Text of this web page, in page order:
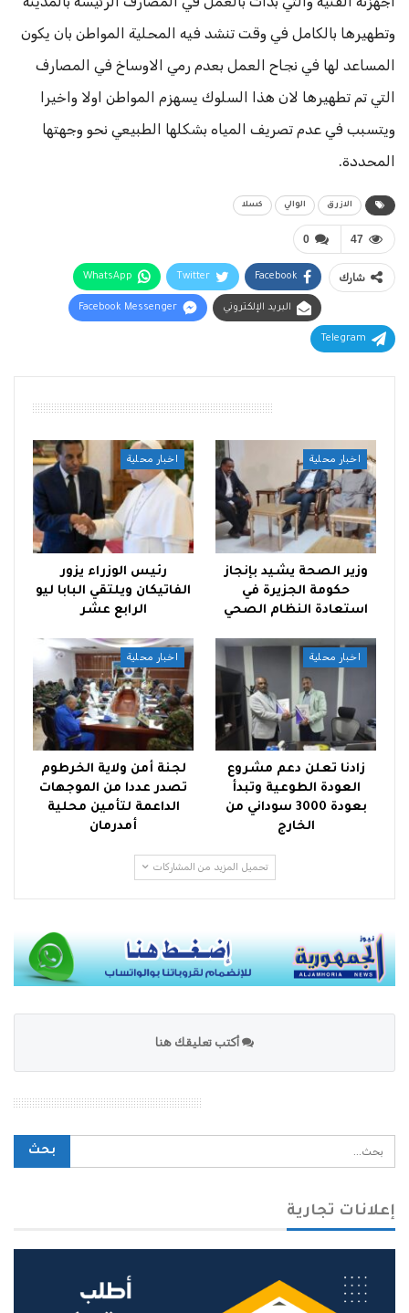
وتطهيرها بالكامل في وقت تنشد فيه المحلية المواطن بان يكون
المساعد لها في نجاح العمل بعدم رمي الاوساخ في المصارف
التي تم تطهيرها لان هذا السلوك يسهزم المواطن اولا واخيرا
ويتسبب في عدم تصريف المياه بشكلها الطبيعي نحو وجهتها
المحددة.
الازرق الوالي كسلا
0 47
شارك Facebook
Twitter
WhatsApp
البريد الإلكتروني Facebook Messenger
Telegram
اخبار محلية
وزير الصحة يشيد بإنجاز
حكومة الجزيرة في
استعادة النظام الصحي
اخبار محلية
رئيس الوزراء يزور
الفاتيكان ويلتقي البابا ليو
الرابع عشر
اخبار محلية
زادنا تعلن دعم مشروع
العودة الطوعية وتبدأ
بعودة 3000 سوداني من
الخارج
اخبار محلية
لجنة أمن ولاية الخرطوم
تصدر عددا من الموجهات
الداعمة لتأمين محلية
أمدرمان
تحميل المزيد من المشاركات
أكتب تعليقك هنا
إعلانات تجارية